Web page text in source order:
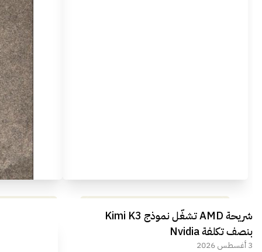
مراجعة شاملة لعملاق الألعاب
الجديد REDMAGIC 11 AIR
شريحة AMD تشغّل نموذج Kimi K3
بنصف تكلفة Nvidia
3 أغسطس 2026